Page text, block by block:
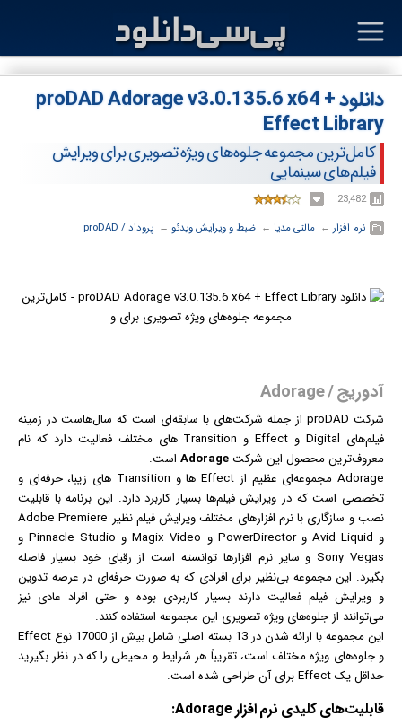
دانلود proDAD Adorage v3.0.135.6 x64 +
Effect Library
کامل‌ترین مجموعه جلوه‌های ویژه تصویری برای ویرایش
فیلم‌های سینمایی
23,482
نرم افزار ← ‏ مالتی مدیا ← ‏ ضبط و ویرایش ویدئو ← ‏ پروداد / proDAD
آدوریج / Adorage
شرکت proDAD از جمله شرکت‌های با سابقه‌ای است که سال‌هاست در زمینه
فیلم
‌های Digital و Effect و Transition های مختلف فعالیت دارد که نام
معروف‌ترین محصول این شرکتAdorage است.
Adorage مجموعه‌ای عظیم از Effect ها و Transition های زیبا، حرفه‌ای و
تخصصی است که در ویرایش فیلم‌ها بسیار کاربرد دارد. این برنامه با قابلیت
نصب و سازگاری با نرم افزارهای مختلف ویرایش فیلم نظیر Adobe Premiere
و Avid Liquid و PowerDirector و Magix Video و Pinnacle Studio و
Sony Vegas و سایر نرم افزارها توانسته است از رقبای خود بسیار فاصله
بگیرد. این مجموعه بی‌نظیر برای افرادی که به صورت حرفه‌ای در عرصه تدوین
و ویرایش فیلم فعالیت دارند بسیار کاربردی بوده و حتی افراد عادی نیز
می‌توانند از جلوه‌های ویژه تصویری این مجموعه استفاده کنند.
این مجموعه با ارائه شدن در 13 بسته اصلی شامل بیش از 17000 نوع Effect
و جلوه‌های ویژه مختلف است، تقریباً هر شرایط و محیطی را که در نظر بگیرید
حداقل یک Effect برای آن طراحی شده است.
قابلیت‌‌های کلیدی نرم افزار